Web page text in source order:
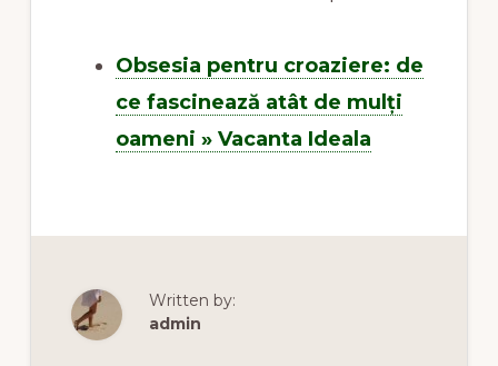
Obsesia pentru croaziere: de
ce fascinează atât de mulți
oameni » Vacanta Ideala
Written by:
admin